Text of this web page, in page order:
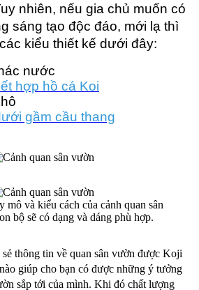
nhiên, nếu gia chủ muốn có
sáng tạo độc đáo, mới lạ thì
kiểu thiết kế dưới đây:
nước
hợp hồ cá Koi
gầm cầu thang
mô và kiểu cách của cảnh quan sân
bộ sẽ có dạng và dáng phù hợp.
thông tin về quan sân vườn được Koji
giúp cho bạn có được những ý tưởng
sắp tới của mình. Khi đó chất lượng